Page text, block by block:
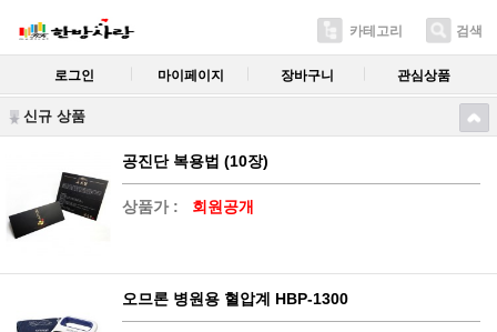
카테고리 검색
로그인 마이페이지 장바구니 관심상품
신규 상품
공진단 복용법 (10장)
상품가 : 회원공개
오므론 병원용 혈압계 HBP-1300